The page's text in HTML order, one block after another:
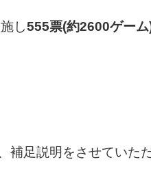
し555票(約2600ゲーム
補足説明をさせていた